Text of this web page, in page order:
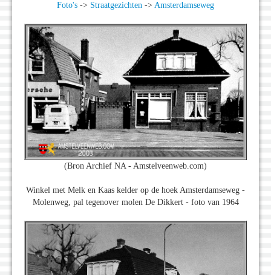
Foto's -> Straatgezichten -> Amsterdamseweg
(Bron Archief NA - Amstelveenweb.com)
Winkel met Melk en Kaas kelder op de hoek Amsterdamseweg -
Molenweg, pal tegenover molen De Dikkert - foto van 1964